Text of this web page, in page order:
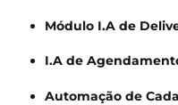
Módulo I.A de
I.A de
Automação de